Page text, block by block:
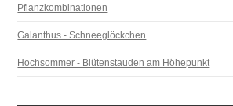
Pflanzkombinationen
Galanthus - Schneeglöckchen
Hochsommer - Blütenstauden am Höhepunkt